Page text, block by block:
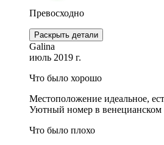
Превосходно
Раскрыть детали
Galina
июль 2019 г.
Что было хорошо
Местоположение идеальное,
Уютный номер в венецианском
Что было плохо